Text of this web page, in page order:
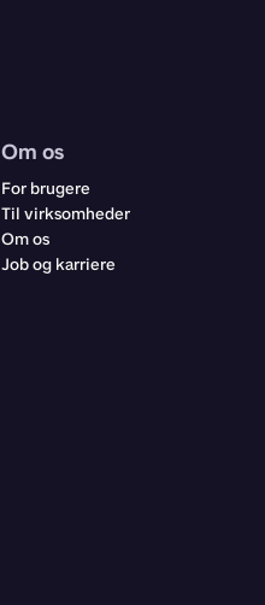
Om os
For brugere
Til virksomheder
Om os
Job og karriere